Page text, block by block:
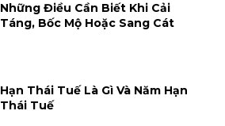
Những Điều Cần Biết Khi Cải
Táng, Bốc Mộ Hoặc Sang Cát
Hạn Thái Tuế Là Gì Và Năm Hạn
Thái Tuế